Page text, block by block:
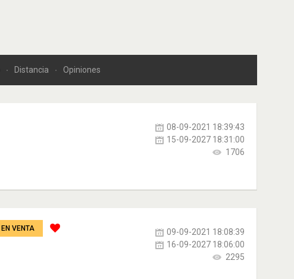
Distancia Opiniones
08-09-2021 18:39:43
15-09-2027 18:31:00
1706
EN VENTA
09-09-2021 18:08:39
16-09-2027 18:06:00
2295